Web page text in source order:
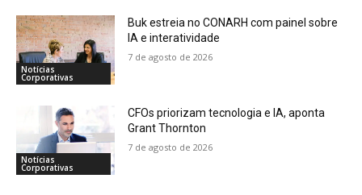
Notícias
Corporativas
Buk estreia no CONARH com painel sobre
IA e interatividade
7 de agosto de 2026
Notícias
Corporativas
CFOs priorizam tecnologia e IA, aponta
Grant Thornton
7 de agosto de 2026